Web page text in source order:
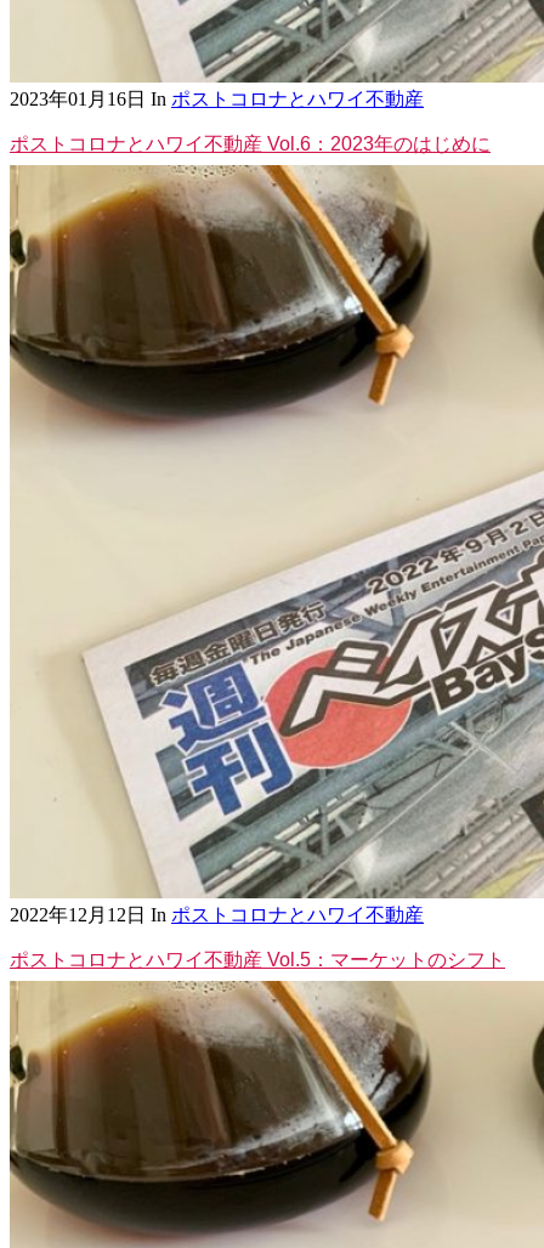
2023年01月16日 In ポストコロナとハワイ不動産
ポストコロナとハワイ不動産 Vol.6：2023年のはじめに
2022年12月12日 In ポストコロナとハワイ不動産
ポストコロナとハワイ不動産 Vol.5：マーケットのシフト